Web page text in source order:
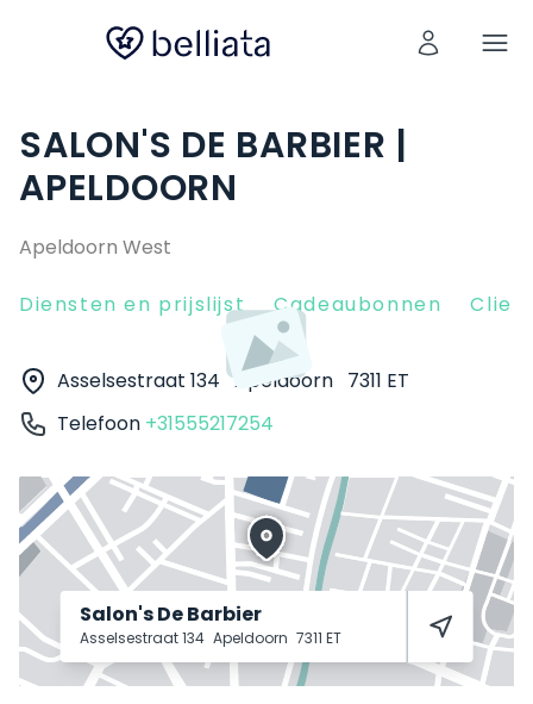
SALON'S DE BARBIER |
APELDOORN
Apeldoorn West
Diensten en prijslijst Cadeaubonnen
Asselsestraat 134 Apeldoorn 7311 ET
Telefoon +31555217254
Salon's De Barbier
Asselsestraat 134 Apeldoorn 7311 ET